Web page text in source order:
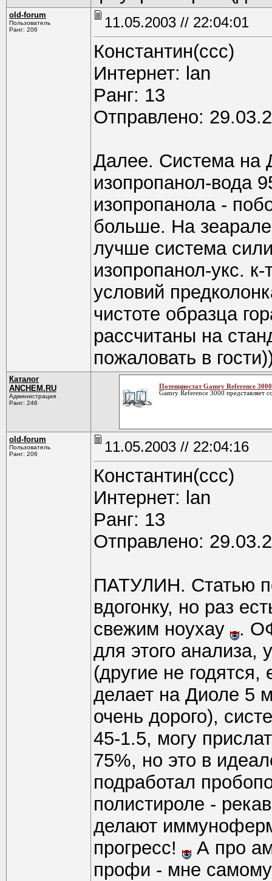
old-forum
Пользователь
Ранг: 206
11.05.2003 // 22:04:01
Константин(ссс)
Интернет: lan
Pанг: 13
Отправлено:
Далее. Система на
изопропанол-вода
изопропанола -
больше. На
лучше система
изопропанол-укс.
условий
чистоте образца
рассчитаны на
пожаловать в
Каталог
ANCHEM.RU
Администрация
Ранг: 246
Потенциостат Gamry Reference 3000
Gamry Reference 3000 представляет
old-forum
Пользователь
Ранг: 206
11.05.2003 // 22:04:16
Константин(ссс)
Интернет: lan
Pанг: 13
Отправлено:
ПАТУЛИН. Статью
вдогонку, но раз
свежим ноухау
.
для этого анализа,
(другие не
делает на Диоле 5
очень дорого),
45-1.5, могу
75%, но это в
подработал
полистироле -
делают
прогресс!
А про
профи - мне самому